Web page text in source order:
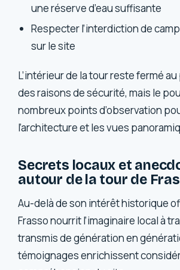
une réserve d’eau suffisante
Respecter l’interdiction de
sur le site
L’intérieur de la tour reste fermé
des raisons de sécurité, mais le
nombreux points d’observation
l’architecture et les vues
Secrets locaux et
autour de la tour de
Au-delà de son intérêt historique
Frasso nourrit l’imaginaire local à
transmis de génération en
témoignages enrichissent